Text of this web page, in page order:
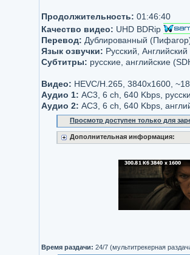
Продолжительность: 01:46:40
Качество видео: UHD BDRip
Перевод: Дублированный
Язык озвучки: Русский, Английский
Субтитры: русские, английские
Видео: HEVC/H.265, 3840x1600,
Аудио 1: AC3, 6 ch, 640 Kbps,
Аудио 2: AC3, 6 ch, 640 Kbps,
Просмотр доступен только для
Дополнительная информация:
Время раздачи: 24/7 (мультитрекерная